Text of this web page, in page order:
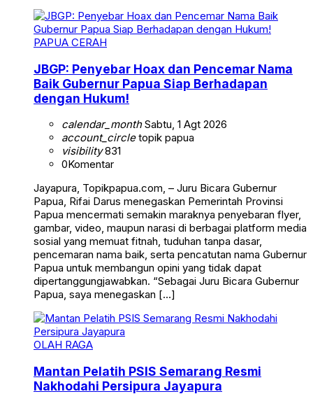
PAPUA CERAH
JBGP: Penyebar Hoax dan Pencemar Nama
Baik Gubernur Papua Siap Berhadapan
dengan Hukum!
calendar_monthSabtu, 1 Agt 2026
account_circletopik papua
visibility831
0Komentar
Jayapura, Topikpapua.com, – Juru Bicara Gubernur
Papua, Rifai Darus menegaskan Pemerintah Provinsi
Papua mencermati semakin maraknya penyebaran flyer,
gambar, video, maupun narasi di berbagai platform media
sosial yang memuat fitnah, tuduhan tanpa dasar,
pencemaran nama baik, serta pencatutan nama Gubernur
Papua untuk membangun opini yang tidak dapat
dipertanggungjawabkan. “Sebagai Juru Bicara Gubernur
Papua, saya menegaskan […]
OLAH RAGA
Mantan Pelatih PSIS Semarang Resmi
Nakhodahi Persipura Jayapura